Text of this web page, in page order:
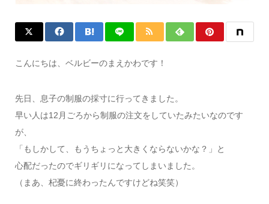
こんにちは、ベルビーのまえかわです！
先日、息子の制服の採寸に行ってきました。
早い人は12月ごろから制服の注文をしていたみたいなのです
が、
「もしかして、もうちょっと大きくならないかな？」と
心配だったのでギリギリになってしまいました。
（まあ、杞憂に終わったんですけどね笑笑）